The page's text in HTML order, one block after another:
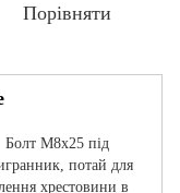
Порівняти